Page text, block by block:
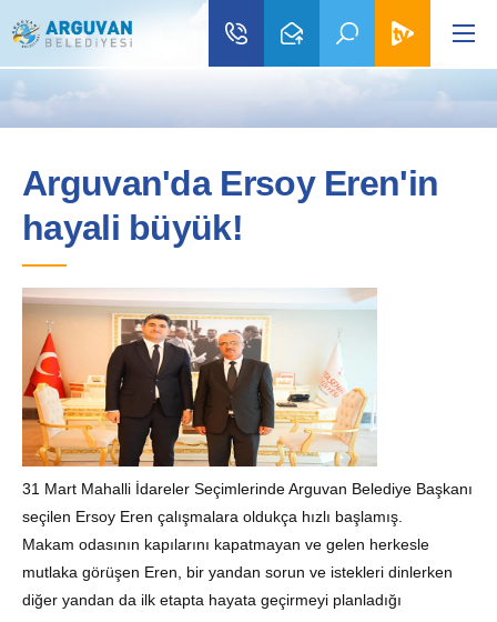
Arguvan'da Ersoy Eren'in
hayali büyük!
31 Mart Mahalli İdareler Seçimlerinde Arguvan Belediye Başkanı
seçilen Ersoy Eren çalışmalara oldukça hızlı başlamış.
Makam odasının kapılarını kapatmayan ve gelen herkesle
mutlaka görüşen Eren, bir yandan sorun ve istekleri dinlerken
diğer yandan da ilk etapta hayata geçirmeyi planladığı